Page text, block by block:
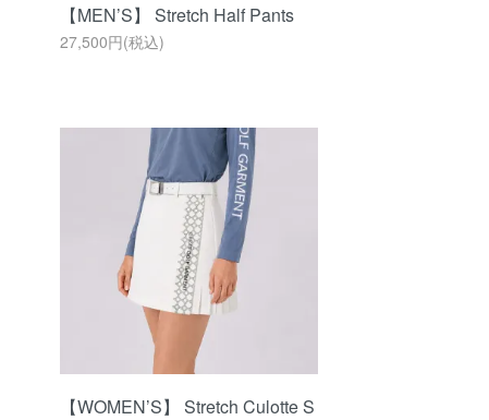
【MEN’S】 Stretch Half Pants
27,500円(税込)
【WOMEN’S】 Stretch Culotte S